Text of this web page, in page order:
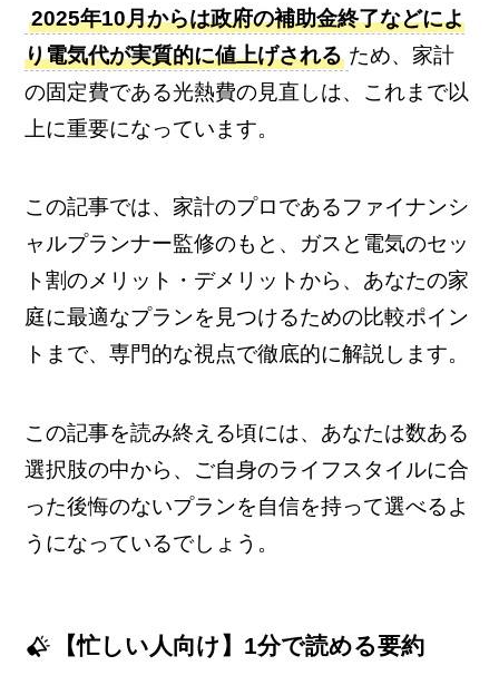
2025年10月からは政府の補助金終了などによ
り電気代が実質的に値上げされる ため、家計
の固定費である光熱費の見直しは、これまで以
上に重要になっています。
この記事では、家計のプロであるファイナンシ
ャルプランナー監修のもと、ガスと電気のセッ
ト割のメリット・デメリットから、あなたの家
庭に最適なプランを見つけるための比較ポイン
トまで、専門的な視点で徹底的に解説します。
この記事を読み終える頃には、あなたは数ある
選択肢の中から、ご自身のライフスタイルに合
った後悔のないプランを自信を持って選べるよ
うになっているでしょう。
【忙しい人向け】1分で読める要約